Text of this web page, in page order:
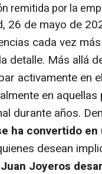
remitida por la
26 de mayo de
cada vez
detalle. Más allá
activamente en
en
durante años.
ha convertido
desean
Joyeros